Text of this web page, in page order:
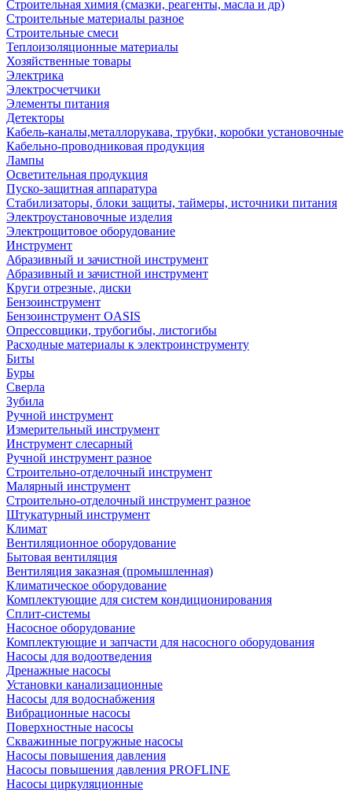
Строительная химия (смазки, реагенты, масла и др)
Строительные материалы разное
Строительные смеси
Теплоизоляционные материалы
Хозяйственные товары
Электрика
Электросчетчики
Элементы питания
Детекторы
Кабель-каналы,металлорукава, трубки, коробки установочные
Кабельно-проводниковая продукция
Лампы
Осветительная продукция
Пуско-защитная аппаратура
Стабилизаторы, блоки защиты, таймеры, источники питания
Электроустановочные изделия
Электрощитовое оборудование
Инструмент
Абразивный и зачистной инструмент
Абразивный и зачистной инструмент
Круги отрезные, диски
Бензоинструмент
Бензоинструмент OASIS
Опрессовщики, трубогибы, листогибы
Расходные материалы к электроинструменту
Биты
Буры
Сверла
Зубила
Ручной инструмент
Измерительный инструмент
Инструмент слесарный
Ручной инструмент разное
Строительно-отделочный инструмент
Малярный инструмент
Строительно-отделочный инструмент разное
Штукатурный инструмент
Климат
Вентиляционное оборудование
Бытовая вентиляция
Вентиляция заказная (промышленная)
Климатическое оборудование
Комплектующие для систем кондиционирования
Сплит-системы
Насосное оборудование
Комплектующие и запчасти для насосного оборудования
Насосы для водоотведения
Дренажные насосы
Установки канализационные
Насосы для водоснабжения
Вибрационные насосы
Поверхностные насосы
Скважинные погружные насосы
Насосы повышения давления
Насосы повышения давления PROFLINE
Насосы циркуляционные